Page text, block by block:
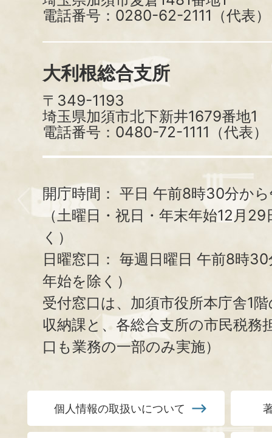
電話番号：0280-62-2111（代表）
大利根総合支所
〒349-1193
埼玉県加須市北下新井1679番地1
電話番号：0480-72-1111（代表）
開庁時間： 平日 午前8時30分か
（土曜日・祝日・年末年始12月
く）
日曜窓口： 毎週日曜日 午前8時
年始を除く）
受付窓口は、加須市役所本庁舎1
収納課と、 各総合支所の市民税務
口も業務の一部のみ実施）
個人情報の取扱いについて